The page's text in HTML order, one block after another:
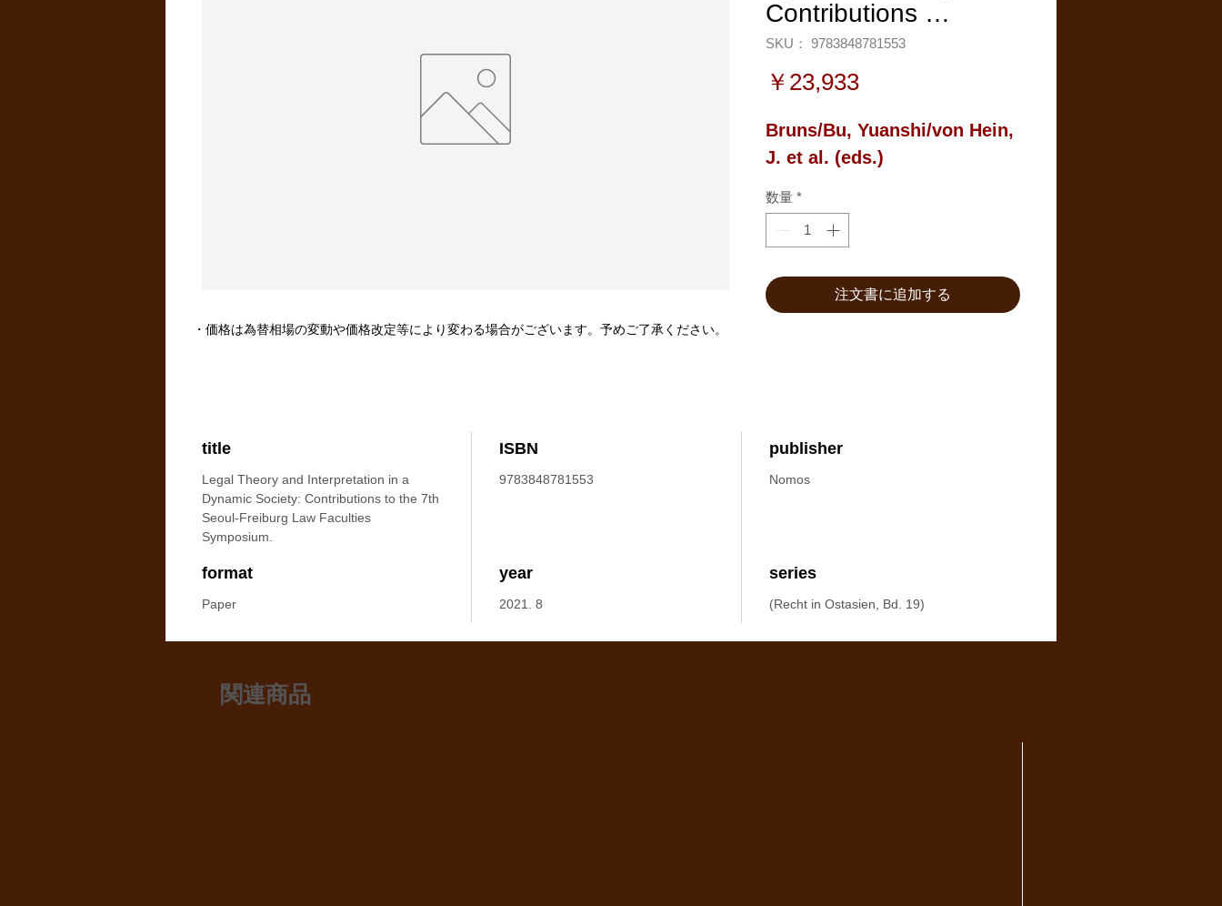
Contributions …
SKU： 9783848781553
￥23,933価
Bruns/Bu, Yuanshi/von Hein,
J. et al. (eds.)
数量 *
注文書に追加する
title
Legal Theory and Interpretation in a
Dynamic Society: Contributions to the 7th
Seoul-Freiburg Law Faculties
Symposium.
ISBN
9783848781553
publisher
Nomos
format
Paper
year
2021. 8
series
(Recht in Ostasien, Bd. 19)
・価格は為替相場の変動や価格改定等により変わる場合がございます。予めご了承ください。
関連商品